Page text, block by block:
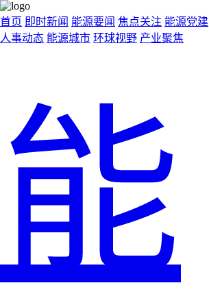
首页 即时新闻 能源要闻 焦点关注 能源党建
人事动态 能源城市 环球视野 产业聚焦
能